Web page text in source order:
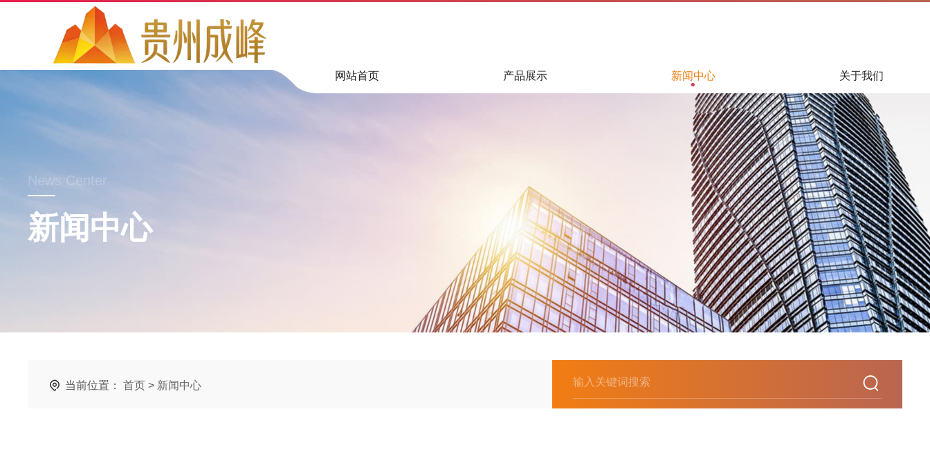
网站首页 产品展示 新闻中心 关于我们
News Center
新闻中心
当前位置： 首页 > 新闻中心